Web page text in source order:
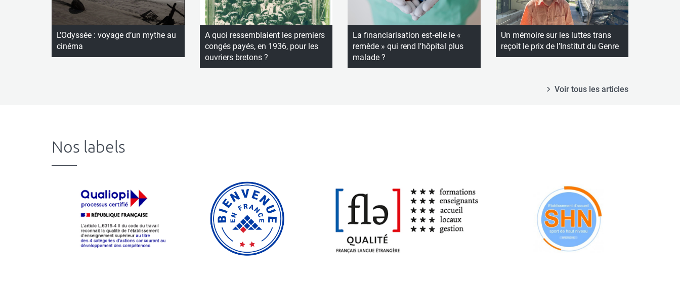
L’Odyssée : voyage d’un mythe au
cinéma
A quoi ressemblaient les premiers
congés payés, en 1936, pour les
ouvriers bretons ?
La financiarisation est‑elle le «
remède » qui rend l’hôpital plus
malade ?
Un mémoire sur les luttes trans
reçoit le prix de l’Institut du Genre
Voir tous les articles
Nos labels